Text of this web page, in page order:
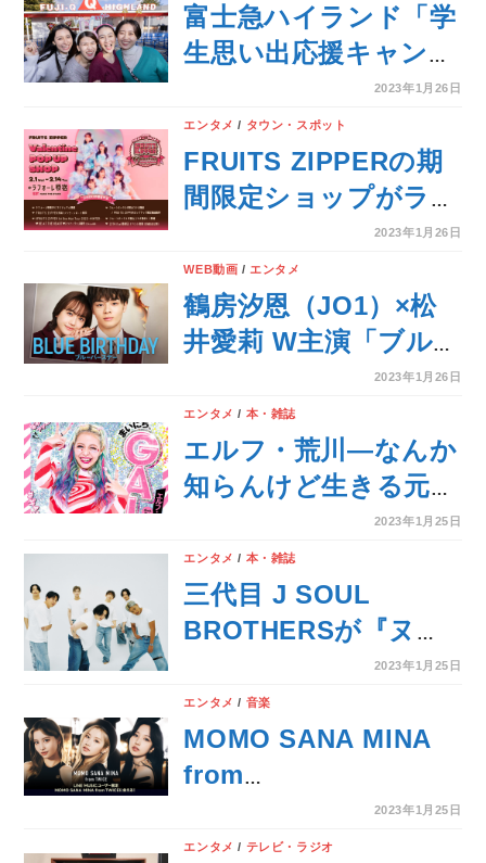
う、『bis』3月号の表
紙を解禁！
富士急ハイランド「学
生思い出応援キャンペ
ーン」2023年2月4日
（土）～2023年4月28
日（金）開催！
2023年1月26日
エンタメ / タウン・スポット
FRUITS ZIPPERの期
間限定ショップがラフ
ォーレ原宿で開催決
定！
2023年1月26日
WEB動画 / エンタメ
鶴房汐恩（JO1）×松
井愛莉 W主演「ブルー
バースデー」主題歌に
JO1の「Romance」
が決定！ビジュアルも
解禁！
2023年1月26日
エンタメ / 本・雑誌
エルフ・荒川―なんか
知らんけど生きる元気
が湧いてくる31のギ
ャル語録―今必要なの
は、関西ギャルの強メ
ンタルだ!!『エルフ・
荒川の日めくり まい
にち、GAL!』3月1日
爆誕
2023年1月25日
エンタメ / 本・雑誌
三代目 J SOUL
BROTHERSが『ヌメ
ロ・トウキョウ』特装
版表紙と別冊付録に登
場。白T＆デニムで素
顔を魅せる
2023年1月25日
エンタメ / 音楽
MOMO SANA MINA
from
TWICE「Bouquet」
を聴いて、限定キャン
2023年1月25日
エンタメ / テレビ・ラジオ